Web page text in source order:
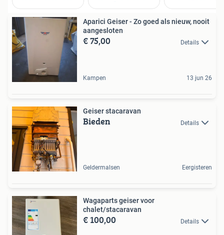
Aparici Geiser - Zo goed als nieuw, nooit
aangesloten
€ 75,00 Details
Kampen 13 jun 26
Geiser stacaravan
Bieden Details
Geldermalsen Eergisteren
Wagaparts geiser voor
chalet/stacaravan
€ 100,00 Details